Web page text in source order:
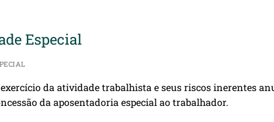
Especial
da atividade trabalhista e seus riscos inerentes
da aposentadoria especial ao trabalhador.